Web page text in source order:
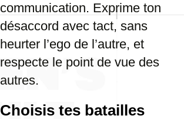
communication. Exprime ton
désaccord avec tact, sans
heurter l’ego de l’autre, et
respecte le point de vue des
autres.
Choisis tes batailles